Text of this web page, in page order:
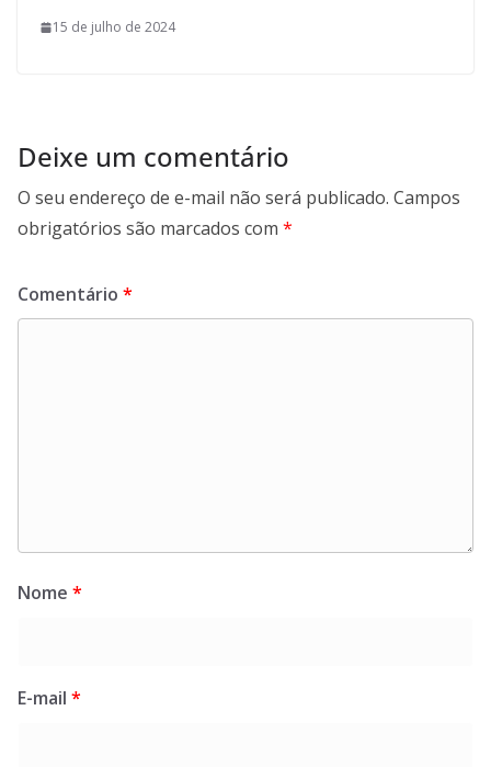
15 de julho de 2024
Deixe um comentário
O seu endereço de e-mail não será publicado. Campos
obrigatórios são marcados com *
Comentário *
Nome *
E-mail *